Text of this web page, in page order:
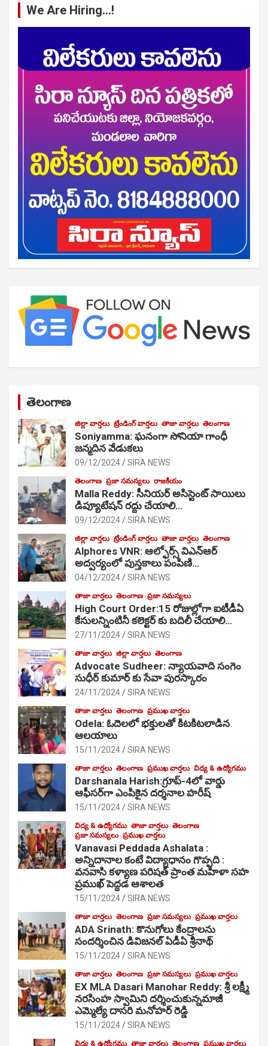
We Are Hiring…!
తెలంగాణ
జిల్లా వార్తలు ట్రేండింగ్ వార్తలు తాజా వార్తలు తెలంగాణ
Soniyamma: ఘ‌నంగా సోనియా గాంధీ
జ‌న్మ‌దిన వేడుక‌లు
09/12/2024 SIRA NEWS
తెలంగాణ ప్రజా సమస్యలు రాజకీయం
Malla Reddy: సీనియర్ అసిస్టెంట్ సాయిలు
డిప్యూటేషన్ రద్దు చేయాలి…
09/12/2024 SIRA NEWS
జిల్లా వార్తలు ట్రేండింగ్ వార్తలు తాజా వార్తలు తెలంగాణ
Alphores VNR: ఆల్ఫోర్స్ విఎన్ఆర్
అద్వర్యంలో పుస్తకాలు పంపిణి…
04/12/2024 SIRA NEWS
తాజా వార్తలు తెలంగాణ ప్రజా సమస్యలు
High Court Order:15 రోజుల్లోగా ఐటీడీఏ
కేసులన్నింటినీ కలెక్టర్ కు బదిలీ చేయాలి…
27/11/2024 SIRA NEWS
తాజా వార్తలు జిల్లా వార్తలు తెలంగాణ
Advocate Sudheer: న్యాయవాది సంగెం
సుధీర్ కుమార్ కు సేవా పురస్కారం
24/11/2024 SIRA NEWS
తాజా వార్తలు తెలంగాణ ప్రముఖ వార్తలు
Odela: ఓదెల‌లో భక్తులతో కిటకిటలాడిన
ఆల‌యాలు
15/11/2024 SIRA NEWS
తాజా వార్తలు తెలంగాణ ప్రముఖ వార్తలు విద్య & ఉద్యోగము
Darshanala Harish:గ్రూప్-4లో వార్డు
ఆఫీసర్‌గా ఎంపికైన దర్శనాల హరీష్
15/11/2024 SIRA NEWS
విద్య & ఉద్యోగము తాజా వార్తలు తెలంగాణ
ప్రజా సమస్యలు ప్రముఖ వార్తలు
Vanavasi Peddada Ashalata :
అన్నిదానాల కంటే విద్యాధానం గొప్పది :
వనవాసి కళ్యాణ పరిషత్ ప్రాంత మహిళా సహ
ప్రముఖ్ పెద్దడ ఆశాలత
15/11/2024 SIRA NEWS
తాజా వార్తలు తెలంగాణ ప్రజా సమస్యలు ప్రముఖ వార్తలు
ADA Srinath: కొనుగోలు కేంద్రాల‌ను
సంద‌ర్శించిన డివిజనల్ ఏడీఏ శ్రీనాథ్
15/11/2024 SIRA NEWS
తాజా వార్తలు తెలంగాణ ప్రజా సమస్యలు ప్రముఖ వార్తలు
EX MLA Dasari Manohar Reddy: శ్రీ లక్ష్మీ
నరసింహ స్వామిని దర్శించుకున్నమాజీ
ఎమ్మెల్యే దాసరి మనోహర్ రెడ్డి
15/11/2024 SIRA NEWS
విద్య & ఉద్యోగము తాజా వార్తలు తెలంగాణ ప్రముఖ వార్తలు